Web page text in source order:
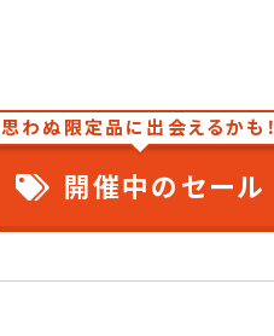
思わぬ限定品に出会えるかも！
開催中のセール